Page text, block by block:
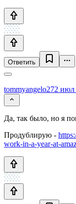
Ответить
tommyangelo272 июл
Да, так было, но я
Продублирую -
work-in-a-year-at-